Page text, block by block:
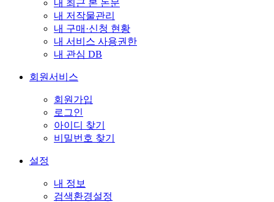
내 최근 본 논문
내 저작물관리
내 구매·신청 현황
내 서비스 사용권한
내 관심 DB
회원서비스
회원가입
로그인
아이디 찾기
비밀번호 찾기
설정
내 정보
검색환경설정